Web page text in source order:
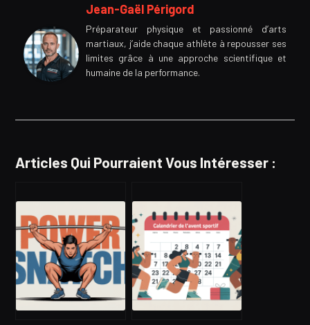
Jean-Gaël Périgord
Préparateur physique et passionné d’arts
martiaux, j’aide chaque athlète à repousser ses
limites grâce à une approche scientifique et
humaine de la performance.
Articles Qui Pourraient Vous Intéresser :